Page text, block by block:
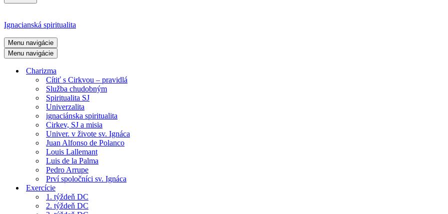
Ignacianská spiritualita
Menu navigácie
Menu navigácie
Charizma
Cítiť s Cirkvou – pravidlá
Služba chudobným
Spiritualita SJ
Univerzalita
ignaciánska spiritualita
Cirkev, SJ a misia
Univer. v živote sv. Ignáca
Juan Alfonso de Polanco
Louis Lallemant
Luis de la Palma
Pedro Arrupe
Prví spoločníci sv. Ignáca
Exercície
1. týždeň DC
2. týždeň DC